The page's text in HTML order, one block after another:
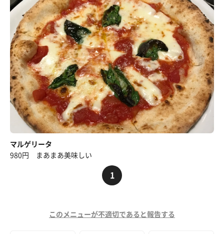
マルゲリータ
980円 まあまあ美味しい
1
このメニューが不適切であると報告する